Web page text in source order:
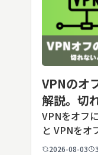
VPNのオ
解説。切
端末での
VPNをオフ
と VPNをオ
の端末でも
2026-08-03